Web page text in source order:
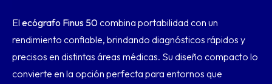
El ecógrafo Finus 50combina portabilidad con un
rendimiento confiable, brindando diagnósticos rápidos y
precisos en distintas áreas médicas. Su diseño compacto lo
convierte en la opción perfecta para entornos que